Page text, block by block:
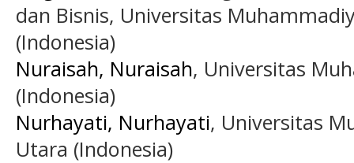
dan Bisnis, Universitas
(Indonesia)
Nuraisah, Nuraisah, Universitas
(Indonesia)
Nurhayati, Nurhayati, Universitas
Utara (Indonesia)